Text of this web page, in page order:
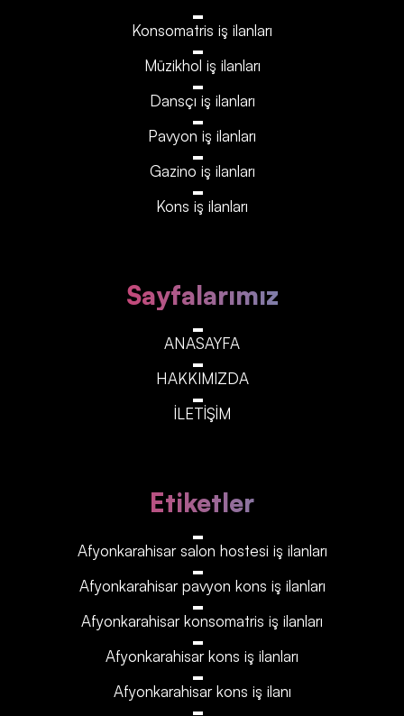
Konsomatris iş ilanları
Müzikhol iş ilanları
Dansçı iş ilanları
Pavyon iş ilanları
Gazino iş ilanları
Kons iş ilanları
Sayfalarımız
ANASAYFA
HAKKIMIZDA
İLETİŞİM
Etiketler
Afyonkarahisar‎‎‎‎ salon hostesi iş ilanları
Afyonkarahisar‎‎‎‎ pavyon kons iş ilanları
Afyonkarahisar‎‎‎‎ konsomatris iş ilanları
Afyonkarahisar‎‎‎‎ kons iş ilanları
Afyonkarahisar‎‎‎‎ kons iş ilanı